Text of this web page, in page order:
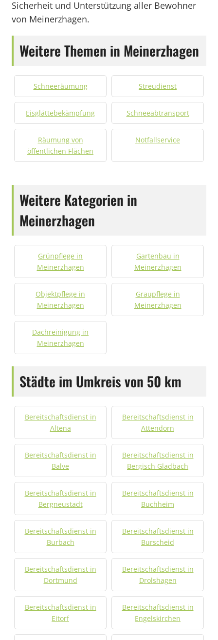
Sicherheit und Unterstützung aller Bewohner
von Meinerzhagen.
Weitere Themen in Meinerzhagen
Schneeräumung Streudienst
Eisglättebekämpfung Schneeabtransport
Räumung von
öffentlichen Flächen
Notfallservice
Weitere Kategorien in
Meinerzhagen
Grünpflege in
Meinerzhagen
Gartenbau in
Meinerzhagen
Objektpflege in
Meinerzhagen
Graupflege in
Meinerzhagen
Dachreinigung in
Meinerzhagen
Städte im Umkreis von 50 km
Bereitschaftsdienst in
Altena
Bereitschaftsdienst in
Attendorn
Bereitschaftsdienst in
Balve
Bereitschaftsdienst in
Bergisch Gladbach
Bereitschaftsdienst in
Bergneustadt
Bereitschaftsdienst in
Buchheim
Bereitschaftsdienst in
Burbach
Bereitschaftsdienst in
Burscheid
Bereitschaftsdienst in
Dortmund
Bereitschaftsdienst in
Drolshagen
Bereitschaftsdienst in
Eitorf
Bereitschaftsdienst in
Engelskirchen